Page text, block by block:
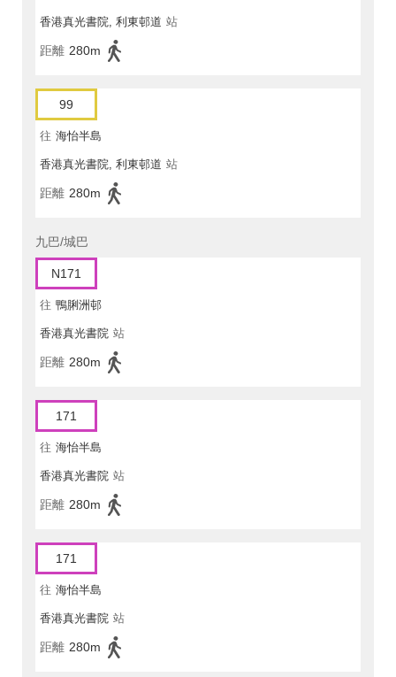
香港真光書院, 利東邨道 站
距離 280m
99
往 海怡半島
香港真光書院, 利東邨道 站
距離 280m
九巴/城巴
N171
往 鴨脷洲邨
香港真光書院 站
距離 280m
171
往 海怡半島
香港真光書院 站
距離 280m
171
往 海怡半島
香港真光書院 站
距離 280m